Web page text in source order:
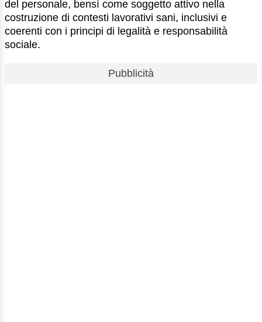
del personale, bensì come soggetto attivo nella
costruzione di contesti lavorativi sani, inclusivi e
coerenti con i principi di legalità e responsabilità
sociale.
Pubblicità